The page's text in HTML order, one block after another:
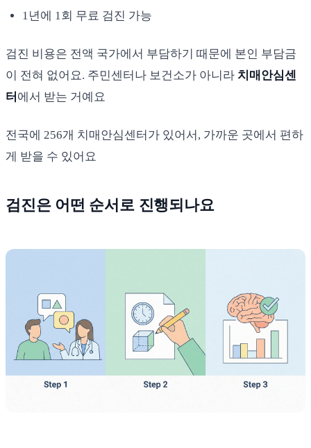
1년에 1회 무료 검진 가능
검진 비용은 전액 국가에서 부담하기 때문에 본인 부담금
이 전혀 없어요. 주민센터나 보건소가 아니라 치매안심센
터 에서 받는 거예요
전국에 256개 치매안심센터가 있어서, 가까운 곳에서 편하
게 받을 수 있어요
검진은 어떤 순서로 진행되나요